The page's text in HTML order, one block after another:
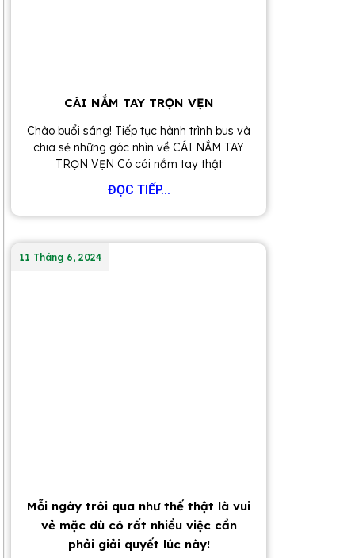
CÁI NẮM TAY TRỌN VẸN
Chào buổi sáng! Tiếp tục hành trình bus và
chia sẻ những góc nhìn về CÁI NẮM TAY
TRỌN VẸN Có cái nắm tay thật
ĐỌC TIẾP...
Mỗi ngày trôi qua như thế thật là vui
vẻ mặc dù có rất nhiều việc cần
phải giải quyết lúc này!
11 Tháng 6, 2024